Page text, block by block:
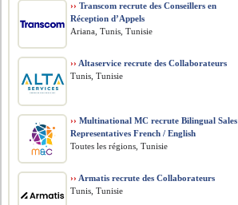
›› Transcom recrute des Conseillers en
Réception d’Appels
Ariana, Tunis, Tunisie
›› Altaservice recrute des Collaborateurs
Tunis, Tunisie
›› Multinational MC recrute Bilingual Sales
Representatives French / English
Toutes les régions, Tunisie
›› Armatis recrute des Collaborateurs
Tunis, Tunisie